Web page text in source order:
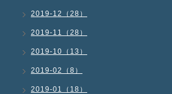
2019-12（28）
2019-11（28）
2019-10（13）
2019-02（8）
2019-01（18）